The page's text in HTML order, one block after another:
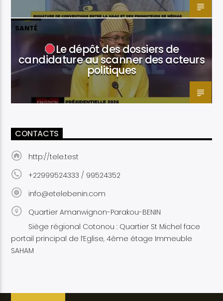
SANTÉ
Le dépôt des dossiers de
candidature au scanner des acteurs
politiques
CONTACTS
http://tele.test
+22999524333 / 99524352
info@etelebenin.com
Quartier Amanwignon-Parakou-BENIN
Siège régional Cotonou : Quartier St Michel face
portail principal de l’Eglise, 4ème étage Immeuble
SAHAM